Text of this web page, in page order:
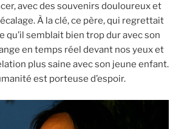
avec des souvenirs douloureux et
À la clé, ce père, qui regrettait
qu’il semblait bien trop dur avec son
en temps réel devant nos yeux et
plus saine avec son jeune enfant.
est porteuse d’espoir.